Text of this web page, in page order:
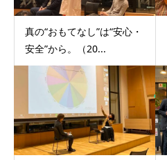
真の“おもてなし”は“安心・
安全”から。（20...